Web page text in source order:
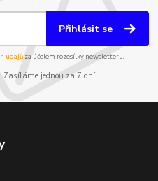
Přihlásit se
údajůza účelem rozesílky newsletteru.
Zasíláme jednou za 7 dní.